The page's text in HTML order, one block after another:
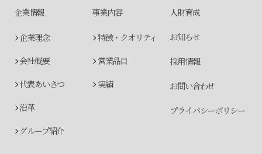
企業情報
企業理念
会社概要
代表あいさつ
沿革
グループ紹介
事業内容
特徴・クオリティ
営業品目
実績
人財育成
お知らせ
採用情報
お問い合わせ
プライバシーポリシー